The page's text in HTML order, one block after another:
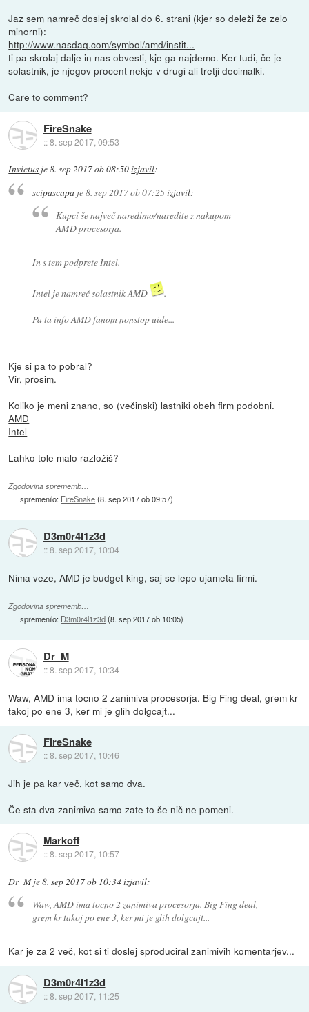
Jaz sem namreč doslej skrolal do 6. strani (kjer so deleži že zelo
minorni):
http://www.nasdaq.com/symbol/amd/instit...
ti pa skrolaj dalje in nas obvesti, kje ga najdemo. Ker tudi, če je
solastnik, je njegov procent nekje v drugi ali tretji decimalki.
Care to comment?
FireSnake
::8. sep 2017, 09:53
Invictus je8. sep 2017 ob 08:50izjavil:
scipascapaje8. sep 2017 ob 07:25izjavil:
Kupci še največ naredimo/naredite z nakupom
AMD procesorja.
In s tem podprete Intel.
Intel je namreč solastnik AMD
.
Pa ta info AMD fanom nonstop uide...
Kje si pa to pobral?
Vir, prosim.
Koliko je meni znano, so (večinski) lastniki obeh firm podobni.
AMD
Intel
Lahko tole malo razložiš?
Zgodovina sprememb…
spremenilo: FireSnake(8. sep 2017 ob 09:57)
D3m0r4l1z3d
::8. sep 2017, 10:04
Nima veze, AMD je budget king, saj se lepo ujameta firmi.
Zgodovina sprememb…
spremenilo: D3m0r4l1z3d(8. sep 2017 ob 10:05)
Dr_M
::8. sep 2017, 10:34
Waw, AMD ima tocno 2 zanimiva procesorja. Big Fing deal, grem kr
takoj po ene 3, ker mi je glih dolgcajt...
FireSnake
::8. sep 2017, 10:46
Jih je pa kar več, kot samo dva.
Če sta dva zanimiva samo zate to še nič ne pomeni.
Markoff
::8. sep 2017, 10:57
Dr_Mje8. sep 2017 ob 10:34izjavil:
Waw, AMD ima tocno 2 zanimiva procesorja. Big Fing deal,
grem kr takoj po ene 3, ker mi je glih dolgcajt...
Kar je za 2 več, kot si ti doslej sproduciral zanimivih komentarjev...
D3m0r4l1z3d
::8. sep 2017, 11:25